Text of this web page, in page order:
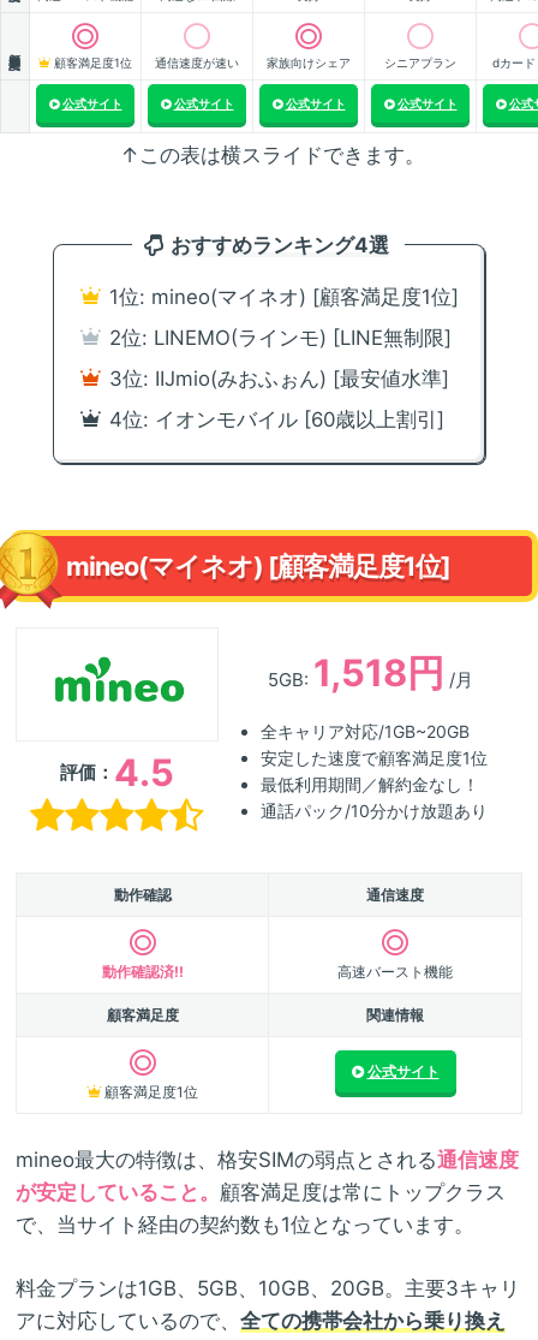
顧客満足度1位 通信速度が速い 家族向けシェア シニアプラン dカード
公式サイト 公式サイト 公式サイト 公式サイト 公式
↑この表は横スライドできます。
おすすめランキング4選
1位: mineo(マイネオ) [顧客満足度1位]
2位: LINEMO(ラインモ) [LINE無制限]
3位: IIJmio(みおふぉん) [最安値水準]
4位: イオンモバイル [60歳以上割引]
mineo(マイネオ) [顧客満足度1位]
評価： 4.5
5GB: 1,518円 /月
全キャリア対応/1GB~20GB
安定した速度で顧客満足度1位
最低利用期間／解約金なし！
通話パック/10分かけ放題あり
動作確認 通信速度
動作確認済!! 高速バースト機能
顧客満足度 関連情報
顧客満足度1位
公式サイト
mineo最大の特徴は、格安SIMの弱点とされる通信速度
が安定していること。 顧客満足度は常にトップクラス
で、当サイト経由の契約数も1位となっています。
料金プランは1GB、5GB、10GB、20GB。主要3キャリ
アに対応しているので、 全ての携帯会社から乗り換え